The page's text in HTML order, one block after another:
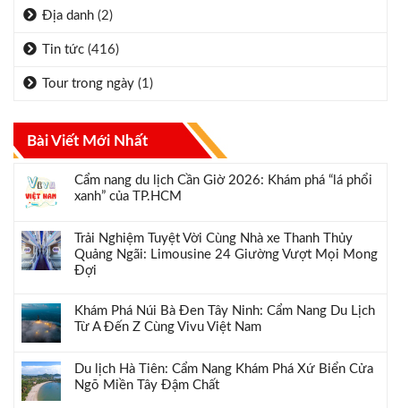
Địa danh (2)
Tin tức (416)
Tour trong ngày (1)
Bài Viết Mới Nhất
Cẩm nang du lịch Cần Giờ 2026: Khám phá “lá phổi
xanh” của TP.HCM
Trải Nghiệm Tuyệt Vời Cùng Nhà xe Thanh Thủy
Quảng Ngãi: Limousine 24 Giường Vượt Mọi Mong
Đợi
Khám Phá Núi Bà Đen Tây Ninh: Cẩm Nang Du Lịch
Từ A Đến Z Cùng Vivu Việt Nam
Du lịch Hà Tiên: Cẩm Nang Khám Phá Xứ Biển Cửa
Ngõ Miền Tây Đậm Chất